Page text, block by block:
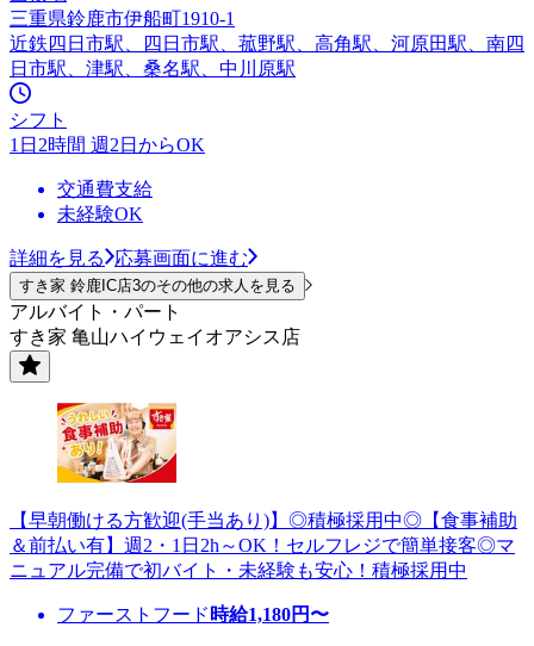
三重県鈴鹿市伊船町1910-1
近鉄四日市駅、四日市駅、菰野駅、高角駅、河原田駅、南四
日市駅、津駅、桑名駅、中川原駅
シフト
1日2時間 週2日からOK
交通費支給
未経験OK
詳細を見る 応募画面に進む
すき家 鈴鹿IC店3のその他の求人を見る
アルバイト・パート
すき家 亀山ハイウェイオアシス店
【早朝働ける方歓迎(手当あり)】◎積極採用中◎【食事補助
＆前払い有】週2・1日2h～OK！セルフレジで簡単接客◎マ
ニュアル完備で初バイト・未経験も安心！積極採用中
ファーストフード 時給1,180円〜